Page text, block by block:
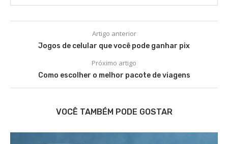
Artigo anterior
Jogos de celular que você pode ganhar pix
Próximo artigo
Como escolher o melhor pacote de viagens
VOCÊ TAMBÉM PODE GOSTAR